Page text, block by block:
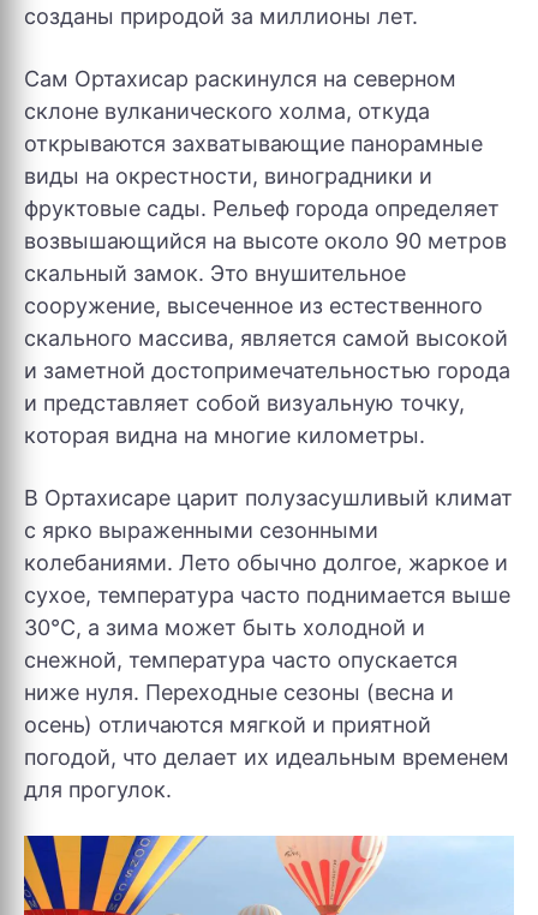
созданы природой за миллионы лет.
Сам Ортахисар раскинулся на северном
склоне вулканического холма, откуда
открываются захватывающие панорамные
виды на окрестности, виноградники и
фруктовые сады. Рельеф города определяет
возвышающийся на высоте около 90 метров
скальный замок. Это внушительное
сооружение, высеченное из естественного
скального массива, является самой высокой
и заметной достопримечательностью города
и представляет собой визуальную точку,
которая видна на многие километры.
В Ортахисаре царит полузасушливый климат
с ярко выраженными сезонными
колебаниями. Лето обычно долгое, жаркое и
сухое, температура часто поднимается выше
30°C, а зима может быть холодной и
снежной, температура часто опускается
ниже нуля. Переходные сезоны (весна и
осень) отличаются мягкой и приятной
погодой, что делает их идеальным временем
для прогулок.